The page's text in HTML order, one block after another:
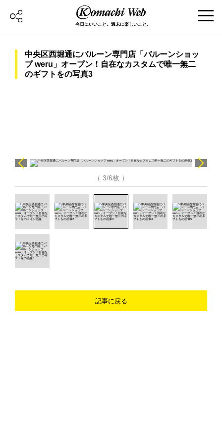
今日にいいこと。週末に楽しいこと。
中央区西堀通にバルーン専門店「バルーンショッ
プ weru」オープン！自在なカスタムで唯一無二
のギフトをの写真3
（ 3/6枚 ）
記事に戻る